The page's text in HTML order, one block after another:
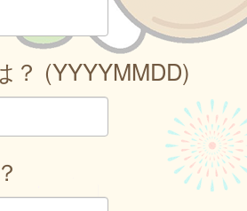
？ (YYYYMMDD)